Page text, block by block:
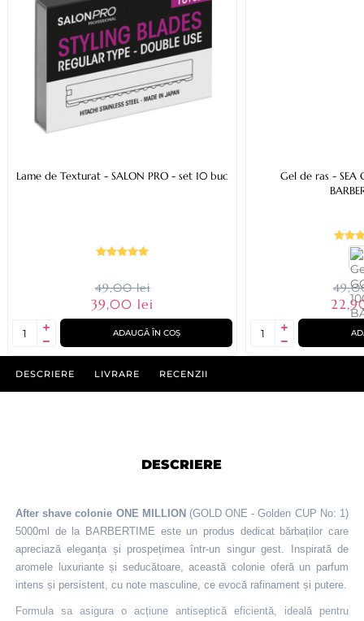
Lame de Texturat - SALON PRO - set 10 buc
49,00 lei
39,00 lei
ADAUGĂ ÎN COȘ
Gel de ras - SEA GOD - 1000ml -
DESCRIERE LIVRARE RECENZII
DESCRIERE
After shave colonie ONE MILLION (GOLD ONE - Golden CUP No: 1)
5000ml de la BARBERTIME este un produs dedicat bărbaților care
apreciază eleganța și prospețimea într-un singur gest. Inspirată de
aromele luxuriante și seducătoare, această colonie oferă un parfum
intens și persistent, cu note masculine, ce evocă rafinament și putere.
Formula sa asigura o acțiune antiseptică eficientă, ideală pentru